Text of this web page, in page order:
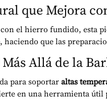
que Mejora
el hierro fundido, esta
, haciendo que las
Allá de la
para soportaraltas
en una herramienta útil